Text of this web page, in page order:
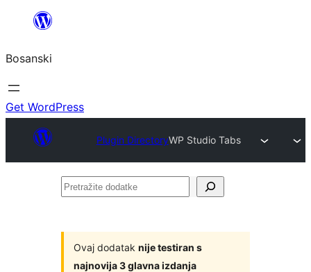
sadržaj
Bosanski
Get WordPress
Plugin DirectoryWP Studio Tabs
Pretražite
Ovaj dodatak nije testiran s
najnovija 3 glavna izdanja